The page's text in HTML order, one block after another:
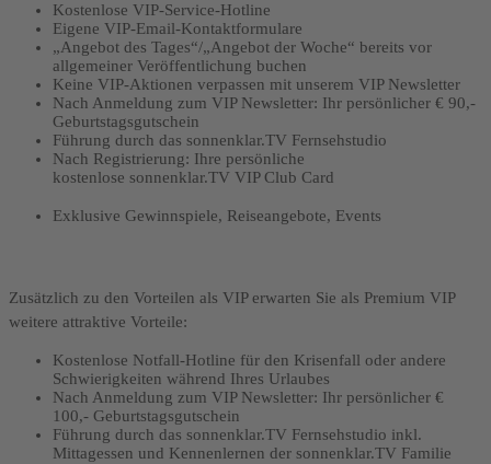
Kostenlose VIP-Service-Hotline
Eigene VIP-Email-Kontaktformulare
„Angebot des Tages“/„Angebot der Woche“ bereits vor
allgemeiner Veröffentlichung buchen
Keine VIP-Aktionen verpassen mit unserem VIP Newsletter
Nach Anmeldung zum VIP Newsletter: Ihr persönlicher € 90,-
Geburtstagsgutschein
Führung durch das sonnenklar.TV Fernsehstudio
Nach Registrierung: Ihre persönliche
kostenlose sonnenklar.TV VIP Club Card
Exklusive Gewinnspiele, Reiseangebote, Events
Zusätzlich zu den Vorteilen als VIP erwarten Sie als Premium VIP
weitere attraktive Vorteile:
Kostenlose Notfall-Hotline für den Krisenfall oder andere
Schwierigkeiten während Ihres Urlaubes
Nach Anmeldung zum VIP Newsletter: Ihr persönlicher €
100,- Geburtstagsgutschein
Führung durch das sonnenklar.TV Fernsehstudio inkl.
Mittagessen und Kennenlernen der sonnenklar.TV Familie